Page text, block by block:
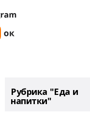
Рубрика "Еда и
напитки"